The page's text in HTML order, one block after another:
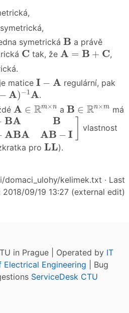
symetrická B
B a právě
C
C tak, že A = B + C
A +C ,
matice I − A
I− regulární, pak
− A)−1A
1A
.
A ∈ Rm×n
A ∈Rm×n a B ∈ Rn×m
B∈Rn×m má
BA B
ABA AB − I
A−A BAA −I]
vlastnost
pro LL
L L ).
kelimek.txt · Last
2018/09/19 13:27 (external edit)
in Prague | Operated by IT
Electrical Engineering | Bug
ServiceDesk CTU